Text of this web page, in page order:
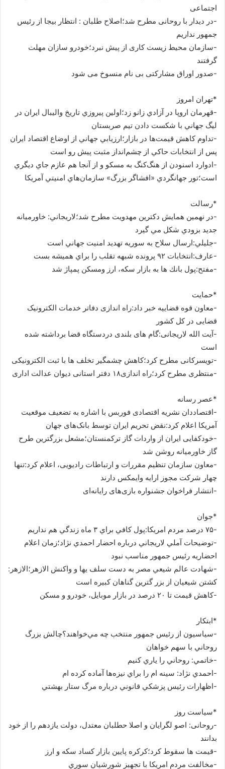
اجتماعی
-در دیدار با روحانی مطرح شد؛اصلاح طلبان : انتظار بیجا از رئیس
جمهور نداریم
-سازمان محیط زیست کاری از پیش نبرد؛خودرو سازان مهلت
گرفتند
-صدور اوراق مشارکتی بی نام منسوخ می شود
*تهران امروز
-قهرمان اروپا در آزادي زانو زد؛اولين پيروزي تاريخ واليبال ايران در
ليگ جهاني با شکست دادن تیم صربستان
-تداوم كاهش قيمت‌ها در بازار؛ارزيابي جهاني از اوضاع اقتصاد ايران
پس از انتخابات حاكي از چشم‌انداز مثبت پيش رو است
-ادوارد اسنودن از هنگ‌كنگ به مسكو و از آنجا هم عازم جاي ديگري
است؛تور جهانگردي «افشاگر بزرگ» سازمان‌هاي امنيتي آمريكا
*رسالت
-در نهمين همايش دکترين مهدويت مطرح شد؛لاريجاني: خاورميانه
جديد بزودي شکل‌ مي گيرد
-جليلي:ارسال سلاح به سوريه تهديد امنيت جهاني است
-عارف:انتخابات ۹۲ پرونده شبهه تقلب را براي هميشه بست
-مفتح:پول بانك ها به بازار سكه، ارز ومسكن پمپاژ شد
*حمایت
-معاون قوه قضاییه خبر داد:راه اندازی دفاتر خدمات الکترونیک
قضایی در کل کشور
-آیت الله لاریجانی:گام های بلندی دردستگاه قضا برداشته شده
است
-تویسرکانی مطرح کرد؛کاهش چشمگیر تخلف ها با ثبت الکترونیکی
-منتظری مطرح کرد؛راه اندازی۱۸ دفتر استانی دیوان عدالت اداری
*عصر رسانه
-اقتصاددان نشریه اقتصادی فوربس با اشاره به تضعیف موقعیت
آمریکا اعلام کرد:نقض تحریم‌ ایران توسط بانک‌های جهان
-خودکفایی ایران از واردات گاز ترکمنستان؛مشعل بزرگترین طرح
گاز خاورمیانه روشن شد
-معاون سازمان تنظیم مقررات و ارتباطات رادیویی، اعلام کرد:تنها
چهار شرکت مجوز ارایه‎ وایمکس دارند
-انتشار فراخوان جشنواره بازی‌های رایانه‌ای
*جوان
-۷۵ درصد مردم امريكا:پول كافي براي ۳ ماه زندگي هم نداريم
-توضيحات آملي لاريجاني درباره احضار احمدي نژاد؛زمان اعلام
احضاريه رئيس جمهور مناسب نبود
-شهادت عالم شيعي مصر به دست سلف يها و واكنش الازهر؛الازهر:
كشتن شيعيان از بزر گترين گناهان كبيره است
-كاهش قيمت تا ۲۰ درصد در بازار موبايل، خودرو و مسكن
*ابتکار
-سياسيون از رئيس جمهور منتخب چه مي‌خواهند؟چالش بزرگ
روحاني با سهم خواهان
-خاتمي: روحاني را ياري کنيم
-احمدي نژاد: سينه ام را براي نيزه‌ها آماده کرده ام
-اظهارات رئيس پزشکي قانوني درباره مرگ ستار بهشتي
*سیاست روز
-روحانی: اصو لگرایان و اصلا حطلبان معتدل، دولت یازدهم را از خود
بدانند
-قيمت ها سقوط كرد؛كركره پايين بازار كساد سكه و ارز
-مخالفت مردم امريكا با تجهيز شورشيان سوري